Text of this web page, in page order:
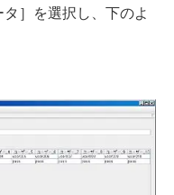
］を選択し、下のよ